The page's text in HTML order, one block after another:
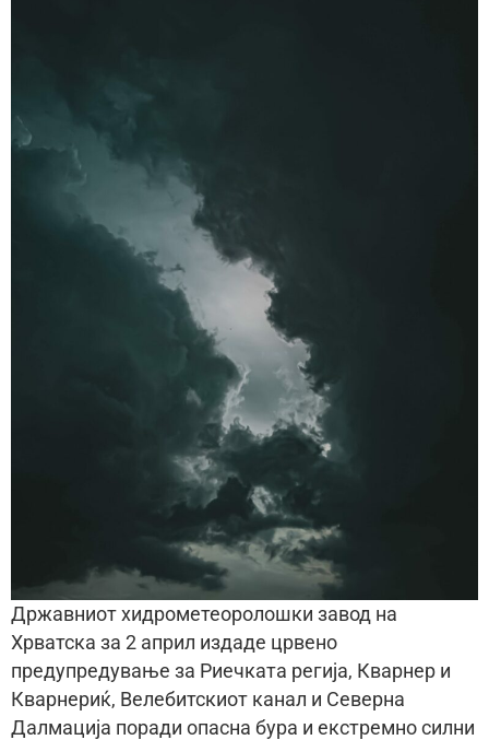
Државниот хидрометеоролошки завод на
Хрватска за 2 април издаде црвено
предупредување за Риечката регија, Кварнер и
Кварнериќ, Велебитскиот канал и Северна
Далмација поради опасна бура и екстремно силни